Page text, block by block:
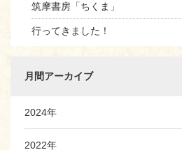
筑摩書房「ちくま」
行ってきました！
月間アーカイブ
2024年
2022年